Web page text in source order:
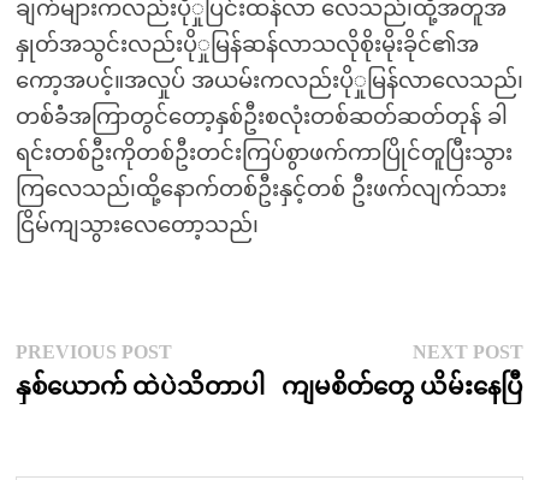
ချက်များကလည်းပိုှုပြင်းထန်လာ လေသည်၊ထို့အတူအ
နှုတ်အသွင်းလည်းပိုှုမြန်ဆန်လာသလိုစိုးမိုးခိုင်၏အ
ကော့အပင့်။အလှုပ် အယမ်းကလည်းပိုှုမြန်လာလေသည်၊
တစ်ခံံအကြာတွင်တော့နှစ်ဦးစလုံးတစ်ဆတ်ဆတ်တုန် ခါ
ရင်းတစ်ဦးကိုတစ်ဦးတင်းကြပ်စွာဖက်ကာပြိုင်တူပြီးသွား
ကြလေသည်၊ထို့နောက်တစ်ဦးနှင့်တစ် ဦးဖက်လျက်သား
ငြိမ်ကျသွားလေတော့သည်၊
Post
navigation
PREVIOUS POSTPrevious
post:
နှစ်ယောက် ထဲပဲသိတာပါ
NEXT POST
ကျမစိတ်တွေ ယိမ်းနေပြီ